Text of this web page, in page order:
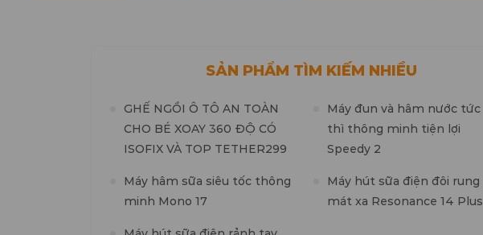
SẢN PHẨM TÌM KIẾM NHIỀU
GHẾ NGỒI Ô TÔ AN TOÀN
CHO BÉ XOAY 360 ĐỘ CÓ
ISOFIX VÀ TOP TETHER299
Máy đun và hâm nước tức
thì thông minh tiện lợi
Speedy 2
Máy hâm sữa siêu tốc thông
minh Mono 17
Máy hút sữa điện đôi rung
mát xa Resonance 14 Plus